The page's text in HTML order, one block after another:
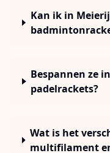
Kan ik in
Bespannen ze
padelrackets?
Wat is het
multifilament